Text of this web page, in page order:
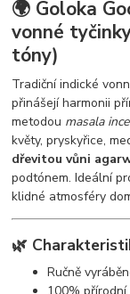
🌍 Goloka
vonné
tóny)
Tradiční indické
přinášejí harmonii
metodou masala
květy, pryskyřice,
dřevitou vůni
podtónem. Ideální
klidné atmosféry
🌿
Ručně